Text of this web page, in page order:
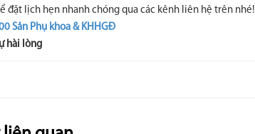
đặt lịch hẹn nhanh chóng qua các kênh liên hệ trên nhé!
Sản Phụ khoa & KHHGĐ
hài lòng